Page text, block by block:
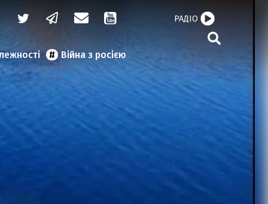
Війна з росією
РАДІО